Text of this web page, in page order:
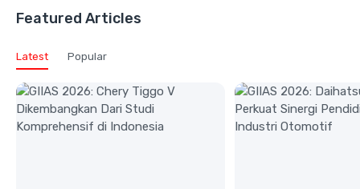
Featured Articles
Latest Popular